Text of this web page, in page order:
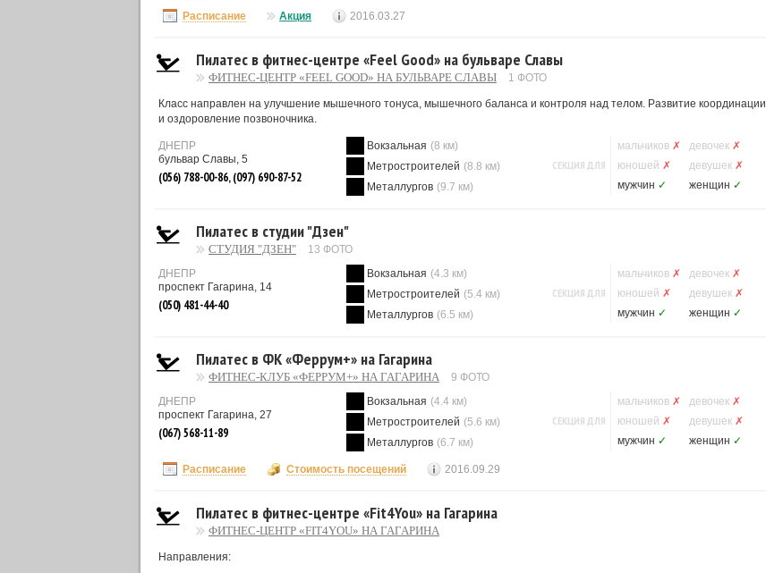
Расписание Акция 2016.03.27
Пилатес в фитнес-центре «Feel Good» на бульваре Славы
ФИТНЕС-ЦЕНТР «FEEL GOOD» НА БУЛЬВАРЕ СЛАВЫ 1 ФОТО
Класс направлен на улучшение мышечного тонуса, мышечного баланса и контроля над телом. Развитие координации
и оздоровление позвоночника.
ДНЕПР
бульвар Славы, 5
(056) 788-00-86, (097) 690-87-52
Вокзальная (8 км)
Метростроителей (8.8 км)
Металлургов (9.7 км)
СЕКЦИЯ ДЛЯ
мальчиков ✗ девочек ✗
юношей ✗ девушек ✗
мужчин ✓ женщин ✓
Пилатес в студии "Дзен"
СТУДИЯ "ДЗЕН"
13 ФОТО
ДНЕПР
проспект Гагарина, 14
(050) 481-44-40
Вокзальная (4.3 км)
Метростроителей (5.4 км)
Металлургов (6.5 км)
СЕКЦИЯ ДЛЯ
мальчиков ✗ девочек ✗
юношей ✗ девушек ✗
мужчин ✓ женщин ✓
Пилатес в ФК «Феррум+» на Гагарина
ФИТНЕС-КЛУБ «ФЕРРУМ+» НА ГАГАРИНА
9 ФОТО
ДНЕПР
проспект Гагарина, 27
(067) 568-11-89
Вокзальная (4.4 км)
Метростроителей (5.6 км)
Металлургов (6.7 км)
СЕКЦИЯ ДЛЯ
мальчиков ✗ девочек ✗
юношей ✗ девушек ✗
мужчин ✓ женщин ✓
Расписание Стоимость посещений 2016.09.29
Пилатес в фитнес-центре «Fit4You» на Гагарина
ФИТНЕС-ЦЕНТР «FIT4YOU» НА ГАГАРИНА
Направления: